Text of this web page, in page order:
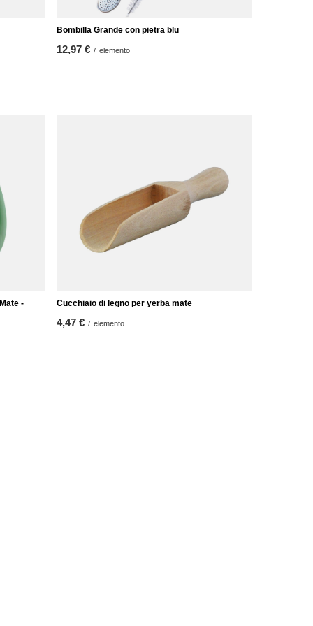
Bombilla Grande con pietra blu
12,97 € / elemento
-
Cucchiaio di legno per yerba mate
4,47 € / elemento